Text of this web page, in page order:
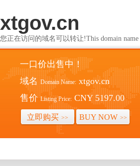
xtgov.cn
您正在访问的域名可以转让!This domain name
一口价出售中！
域名 Domain Name: xtgov.cn
售价 Listing Price: CNY 5197.00
立即购买 >> BUY NOW >>